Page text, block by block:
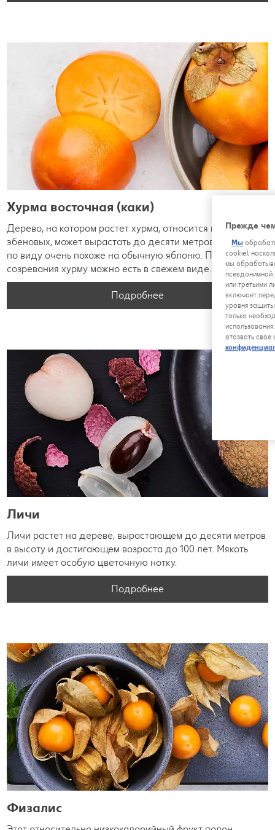
Хурма восточная (каки)
Дерево, на котором растет хурма, относится к семейству
эбеновых, может вырастать до десяти метров в высоту и
по виду очень похоже на обычную яблоню. После
созревания хурму можно есть в свежем виде.
Подробнее
Личи
Личи растет на дереве, вырастающем до десяти метров
в высоту и достигающем возраста до 100 лет. Мякоть
личи имеет особую цветочную нотку.
Подробнее
Физалис
Прежде
Мы
cookie),
мы
псевдонимной
или третьими
включает
уровня
только
отозвать